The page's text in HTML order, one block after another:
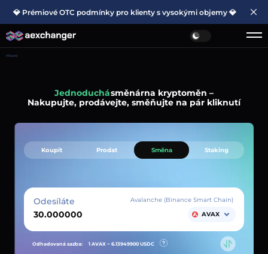
💎 Prémiové OTC podmínky pro klienty s vysokými objemy 💎
Hlavní
Jednoduchásměnárna kryptoměn –
Nakupujte, prodávejte, směňujte na pár kliknutí
Koupit Prodat Směna Staking
Odesíláte
Avalanche (Binance Smart Chain)
AVAX
Odhadovaná sazba: 1 AVAX ~ 6.13949900 USDC